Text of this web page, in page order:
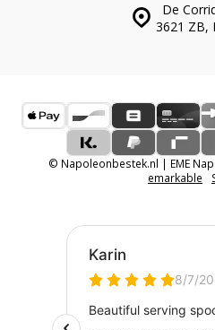
De
3621 ZB,
© Napoleonbestek.nl | EME
emarkable